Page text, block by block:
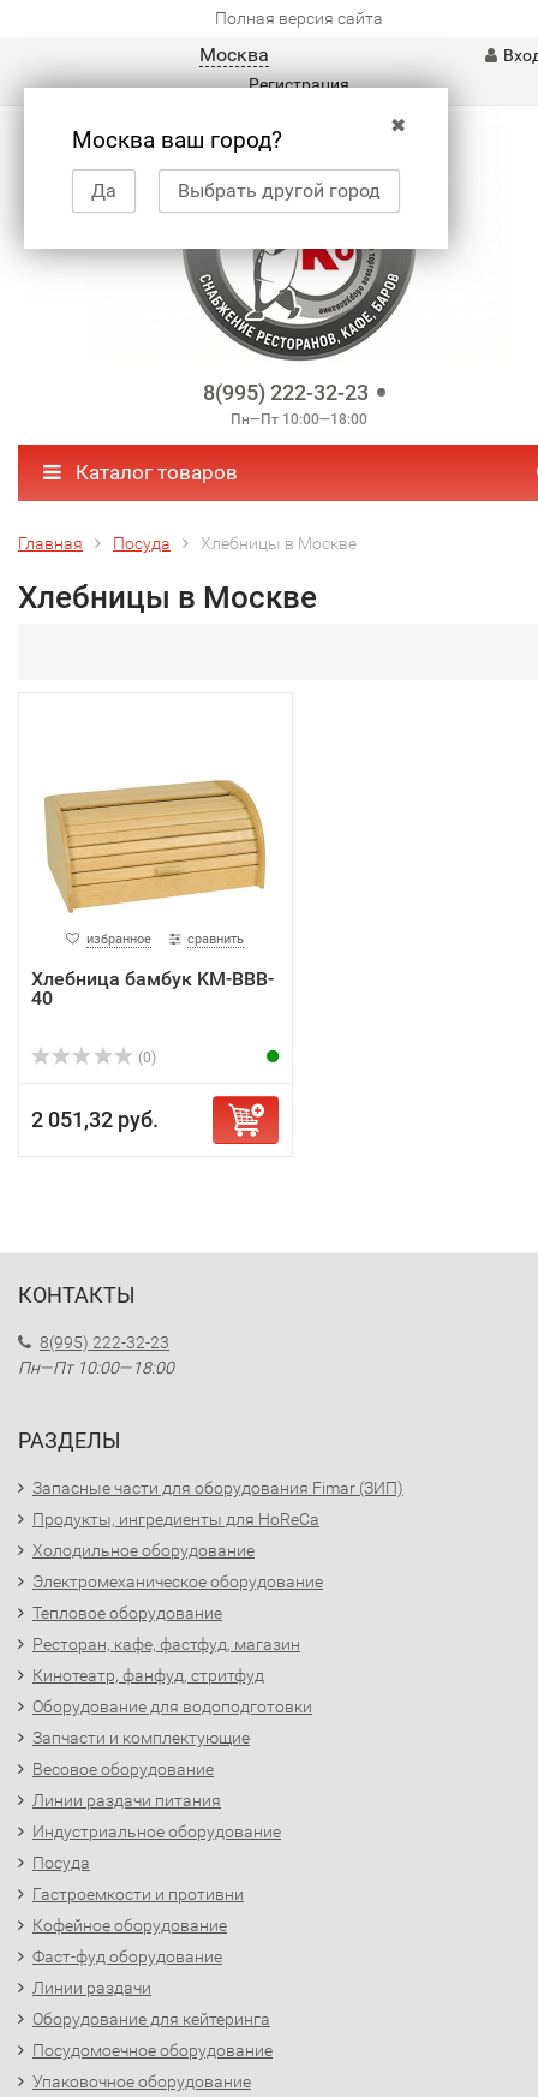
Полная версия сайта
Москва
✖
Москва ваш город?
Да Выбрать другой город
Регистрация
8(995) 222-32-23
Пн—Пт 10:00—18:00
Каталог товаров
Главная Посуда Хлебницы в Москве
Хлебницы в Москве
избранное сравнить
Хлебница бамбук KM-BBB-
40
(0)
2 051,32 руб.
КОНТАКТЫ
8(995) 222-32-23
Пн—Пт 10:00—18:00
РАЗДЕЛЫ
Запасные части для оборудования Fimar (ЗИП)
Продукты, ингредиенты для HoReCa
Холодильное оборудование
Электромеханическое оборудование
Тепловое оборудование
Ресторан, кафе, фастфуд, магазин
Кинотеатр, фанфуд, стритфуд
Оборудование для водоподготовки
Запчасти и комплектующие
Весовое оборудование
Линии раздачи питания
Индустриальное оборудование
Посуда
Гастроемкости и противни
Кофейное оборудование
Фаст-фуд оборудование
Линии раздачи
Оборудование для кейтеринга
Посудомоечное оборудование
Упаковочное оборудование